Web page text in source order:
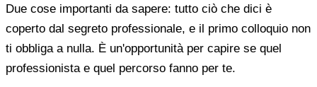
Due cose importanti da sapere: tutto ciò che dici è
coperto dal segreto professionale, e il primo colloquio non
ti obbliga a nulla. È un'opportunità per capire se quel
professionista e quel percorso fanno per te.